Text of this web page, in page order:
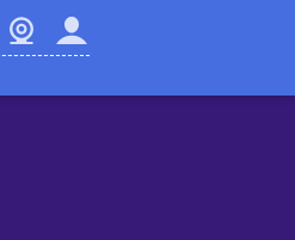
WebcamMein harmony